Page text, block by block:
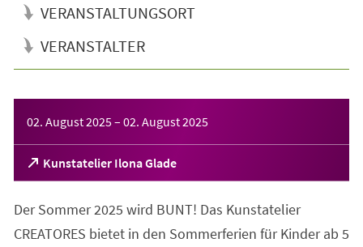
VERANSTALTUNGSORT
VERANSTALTER
02. August 2025– 02. August 2025
Kunstatelier Ilona Glade
(Öffnet
in
neuen
Tab)
Der Sommer 2025 wird BUNT! Das Kunstatelier
CREATORES bietet in den Sommerferien für Kinder ab 5